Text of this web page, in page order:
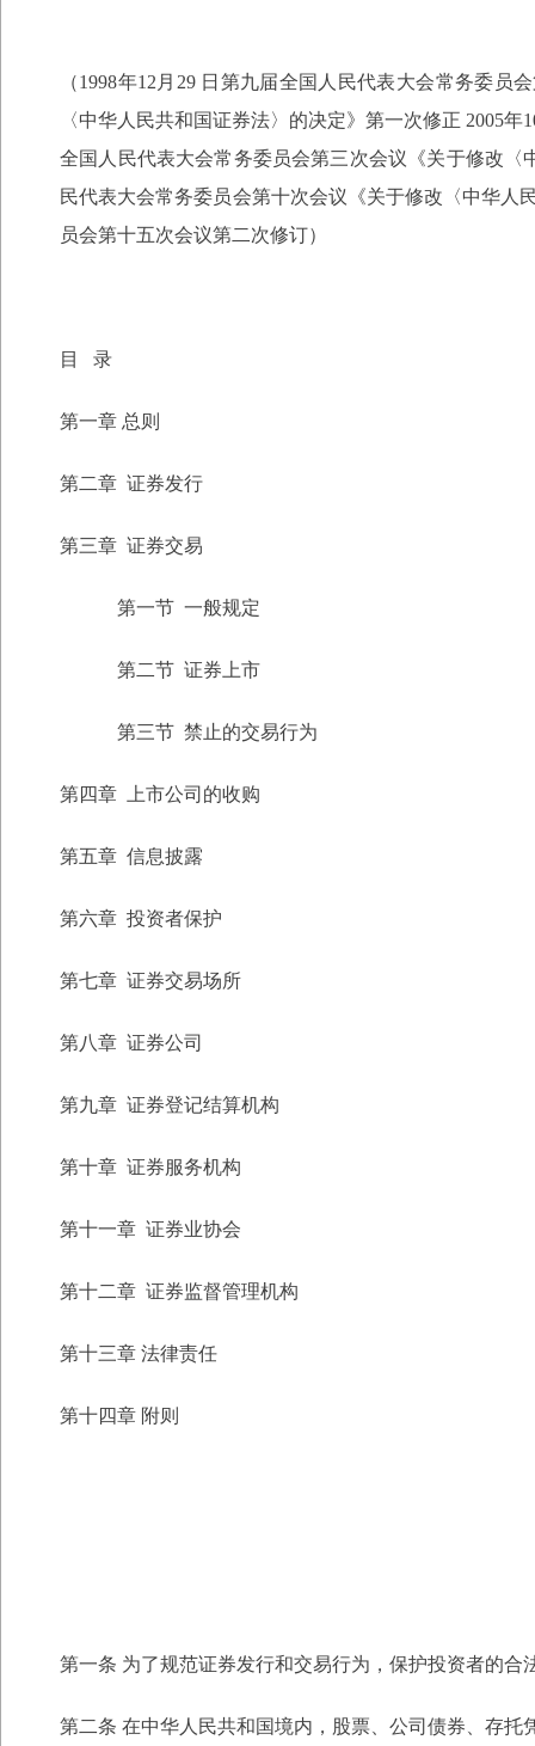
（1998年12月29 日第九届全国人民代表大会常务委
〈中华人民共和国证券法〉的决定》第一次修正 2005
全国人民代表大会常务委员会第三次会议《关于修改
民代表大会常务委员会第十次会议《关于修改〈中华人
员会第十五次会议第二次修订）
目 录
第一章 总则
第二章 证券发行
第三章 证券交易
第一节 一般规定
第二节 证券上市
第三节 禁止的交易行为
第四章 上市公司的收购
第五章 信息披露
第六章 投资者保护
第七章 证券交易场所
第八章 证券公司
第九章 证券登记结算机构
第十章 证券服务机构
第十一章 证券业协会
第十二章 证券监督管理机构
第十三章 法律责任
第十四章 附则
第一条 为了规范证券发行和交易行为，保护投资者的
第二条 在中华人民共和国境内，股票、公司债券、存托